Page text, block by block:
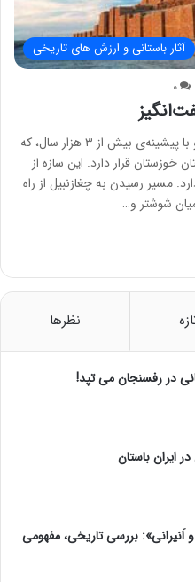
آثار باستانی و ارزش های تاریخی
۰
«چُغازَنبیل» نیایشگاهی ‌است باستانی و با پیشینه‌ی بیش از ۳ هزار سال، که
خوزستان قرار دارد. این سازه از
فاصله دارد. مسیر رسیدن به چغازنبیل از راه
شوشتر و…
نظرها
در رفسنجان می تپد!
ایران باستان
و اَنیرانی»: بررسی تاریخی، مفهومی